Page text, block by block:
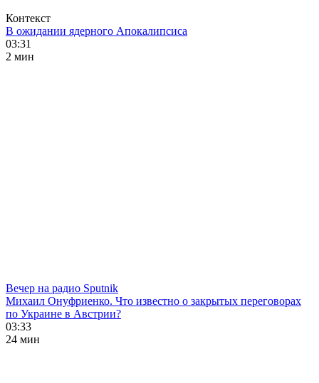
Контекст
В ожидании ядерного Апокалипсиса
03:31
2 мин
Вечер на радио Sputnik
Михаил Онуфриенко. Что известно о закрытых переговорах
по Украине в Австрии?
03:33
24 мин